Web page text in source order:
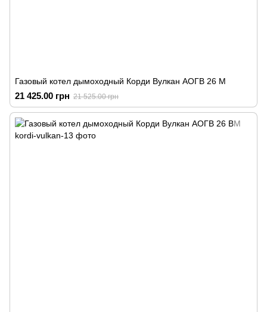
Газовый котел дымоходный Корди Вулкан АОГВ 26 М
21 425.00 грн 21 525.00 грн